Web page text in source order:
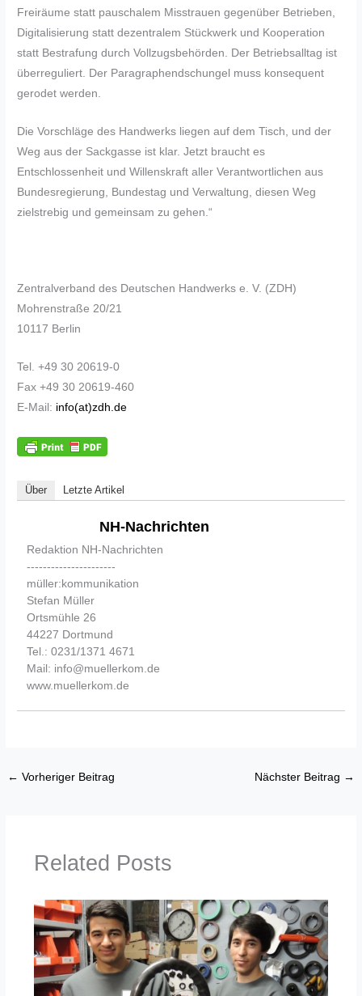
Freiräume statt pauschalem Misstrauen gegenüber Betrieben,
Digitalisierung statt dezentralem Stückwerk und Kooperation
statt Bestrafung durch Vollzugsbehörden. Der Betriebsalltag ist
überreguliert. Der Paragraphendschungel muss konsequent
gerodet werden.
Die Vorschläge des Handwerks liegen auf dem Tisch, und der
Weg aus der Sackgasse ist klar. Jetzt braucht es
Entschlossenheit und Willenskraft aller Verantwortlichen aus
Bundesregierung, Bundestag und Verwaltung, diesen Weg
zielstrebig und gemeinsam zu gehen.“
Zentralverband des Deutschen Handwerks e. V. (ZDH)
Mohrenstraße 20/21
10117 Berlin
Tel. +49 30 20619-0
Fax +49 30 20619-460
E-Mail: info(at)zdh.de
Über Letzte Artikel
NH-Nachrichten
Redaktion NH-Nachrichten
----------------------
müller:kommunikation
Stefan Müller
Ortsmühle 26
44227 Dortmund
Tel.: 0231/1371 4671
Mail: info@muellerkom.de
www.muellerkom.de
← Vorheriger Beitrag Nächster Beitrag →
Related Posts